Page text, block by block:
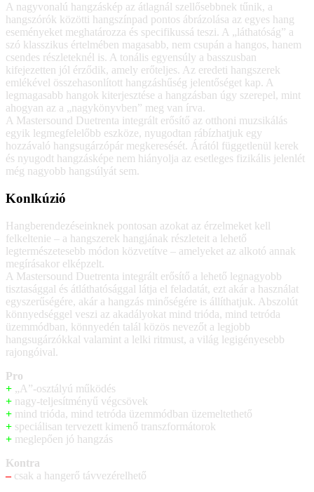
A nagyvonalú hangzáskép az átlagnál szellősebbnek tűnik, a
hangszórók közötti hangszínpad pontos ábrázolása az egyes hang
eseményeket meghatározza és specifikussá teszi. A „láthatóság” a
szó klasszikus értelmében magasabb, nem csupán a hangos, hanem
csendes részleteknél is. A tonális egyensúly a basszusban
kifejezetten jól érződik, amely erőteljes. Az eredeti hangszerek
emlékével összehasonlított hangzáshűség jelentőséget kap. A
legmagasabb hangok kiterjesztése a hangzásban úgy szerepel, mint
ahogyan az a „nagykönyvben” meg van írva.
A Mastersound Duetrenta integrált erősítő az otthoni muzsikálás
egyik legmegfelelőbb eszköze, nyugodtan rábízhatjuk egy
hozzávaló hangsugárzópár megkeresését. Árától függetlenül kerek
és nyugodt hangzásképe nem hiányolja az esetleges fizikális jelenlét
még nagyobb hangsúlyát sem.
Konlkúzió
Hangberendezéseinknek pontosan azokat az érzelmeket kell
felkeltenie – a hangszerek hangjának részleteit a lehető
legtermészetesebb módon közvetítve – amelyeket az alkotó annak
megírásakor elképzelt.
A Mastersound Duetrenta integrált erősítő a lehető legnagyobb
tisztasággal és átláthatósággal látja el feladatát, ezt akár a használat
egyszerűségére, akár a hangzás minőségére is állíthatjuk. Abszolút
könnyedséggel veszi az akadályokat mind trióda, mind tetróda
üzemmódban, könnyedén talál közös nevezőt a legjobb
hangsugárzókkal valamint a lelki ritmust, a világ legigényesebb
rajongóival.
Pro
+ „A”-osztályú működés
+ nagy-teljesítményű végcsövek
+ mind trióda, mind tetróda üzemmódban üzemeltethető
+ speciálisan tervezett kimenő transzformátorok
+ meglepően jó hangzás
Kontra
–csak a hangerő távvezérelhető